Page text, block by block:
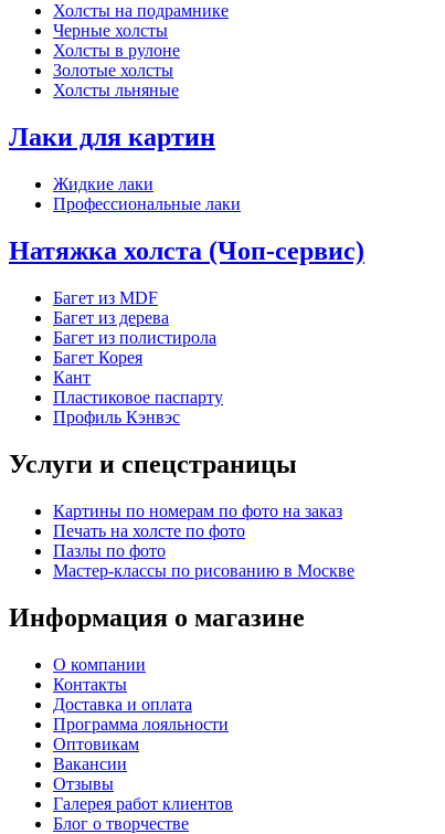
Холсты на подрамнике
Черные холсты
Холсты в рулоне
Золотые холсты
Холсты льняные
Лаки для картин
Жидкие лаки
Профессиональные лаки
Натяжка холста (Чоп-сервис)
Багет из MDF
Багет из дерева
Багет из полистирола
Багет Корея
Кант
Пластиковое паспарту
Профиль Кэнвэс
Услуги и спецстраницы
Картины по номерам по фото на заказ
Печать на холсте по фото
Пазлы по фото
Мастер-классы по рисованию в Москве
Информация о магазине
О компании
Контакты
Доставка и оплата
Программа лояльности
Оптовикам
Вакансии
Отзывы
Галерея работ клиентов
Блог о творчестве